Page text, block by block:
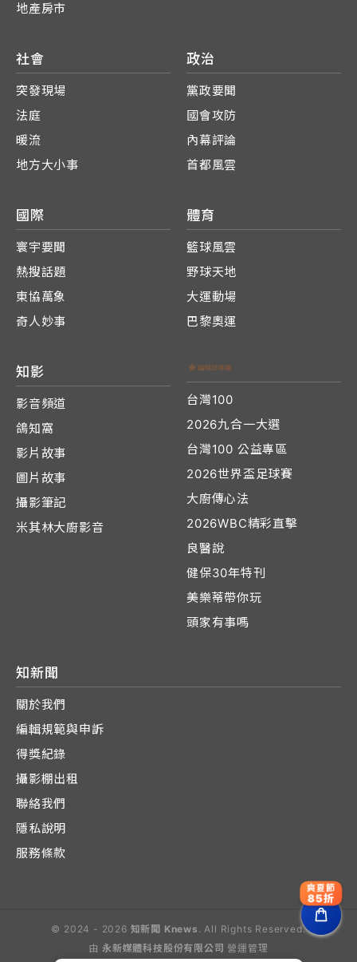
地產房市
社會
突發現場
法庭
暖流
地方大小事
政治
黨政要聞
國會攻防
內幕評論
首都風雲
國際
寰宇要聞
熱搜話題
東協萬象
奇人妙事
體育
籃球風雲
野球天地
大運動場
巴黎奧運
知影
影音頻道
鴿知窩
影片故事
圖片故事
攝影筆記
米其林大廚影音
台灣100
2026九合一大選
台灣100 公益專區
2026世界盃足球賽
大廚傳心法
2026WBC精彩直擊
良醫說
健保30年特刊
美樂蒂帶你玩
頭家有事嗎
知新聞
關於我們
編輯規範與申訴
得獎紀錄
攝影棚出租
聯絡我們
隱私說明
服務條款
© 2024 - 2026 知新聞 Knews . All Rights Reserved.
由 永新媒體科技股份有限公司 營運管理
爽夏節
85折